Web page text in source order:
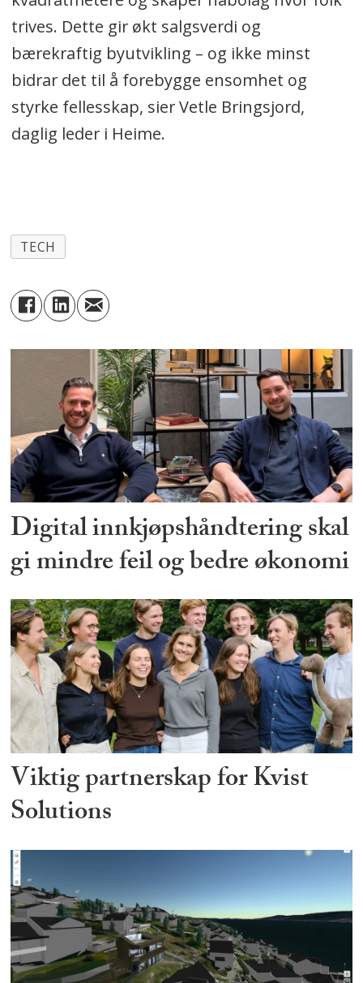
trives. Dette gir økt salgsverdi og
bærekraftig byutvikling – og ikke minst
bidrar det til å forebygge ensomhet og
styrke fellesskap, sier Vetle Bringsjord,
daglig leder i Heime.
TECH
Digital innkjøpshåndtering skal
gi mindre feil og bedre økonomi
Viktig partnerskap for Kvist
Solutions